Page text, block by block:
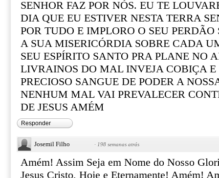
SENHOR FAZ POR NÓS. EU TE
DIA QUE EU ESTIVER NESTA TERRA
POR TUDO E IMPLORO O SEU
A SUA MISERICÓRDIA SOBRE CADA
SEU ESPÍRITO SANTO PRA PLANE NO
LIVRAINOS DO MAL INVEJA COBIÇA E
PRECIOSO SANGUE DE PODER A
NENHUM MAL VAI PREVALECER
DE JESUS AMÉM
Responder
Josemil Filho · 198 semanas atrás
Amém! Assim Seja em Nome do Nosso
Jesus Cristo, Hoje e Eternamente! Amém!